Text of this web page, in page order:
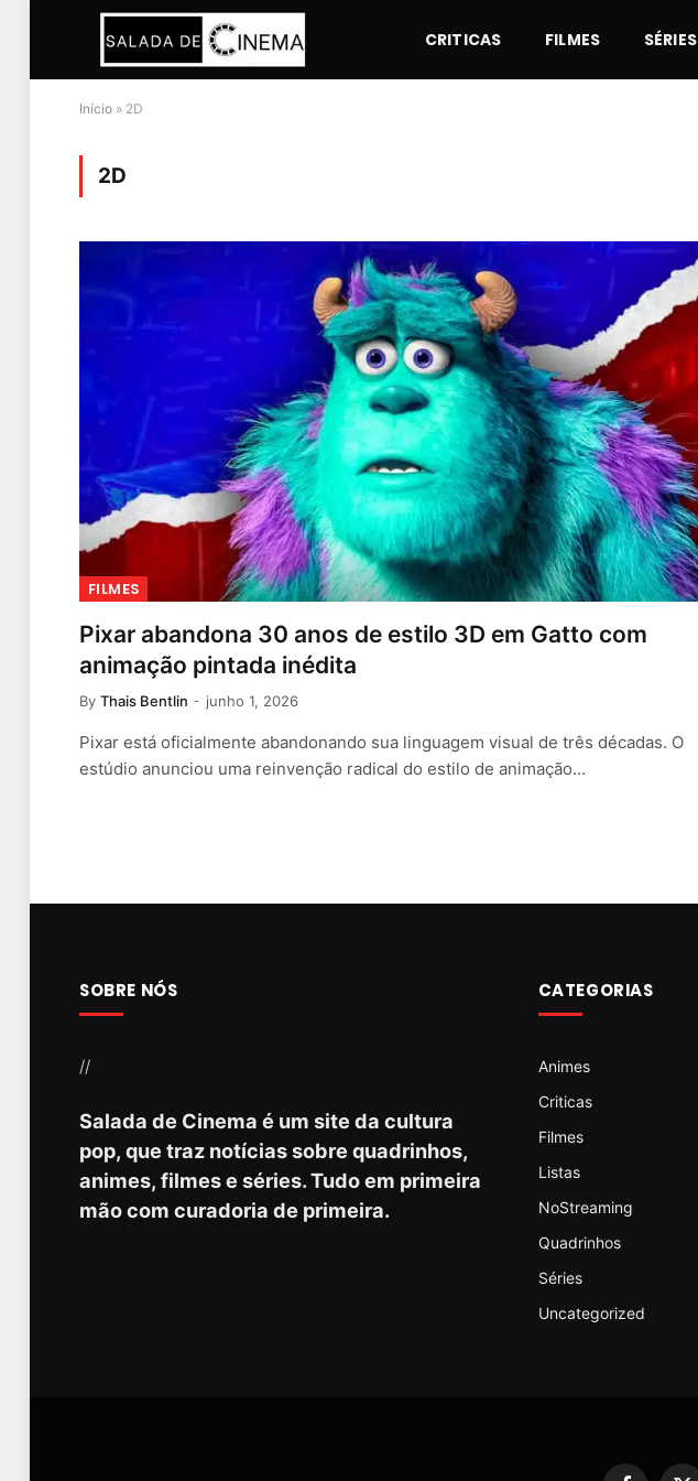
CRITICAS FILMES SÉRIES
Início » 2D
2D
FILMES
Pixar abandona 30 anos de estilo 3D em Gatto com
animação pintada inédita
By Thais Bentlin junho 1, 2026
Pixar está oficialmente abandonando sua linguagem visual de três décadas. O
estúdio anunciou uma reinvenção radical do estilo de animação…
SOBRE NÓS
//
Salada de Cinema é um site da cultura
pop, que traz notícias sobre quadrinhos,
animes, filmes e séries. Tudo em primeira
mão com curadoria de primeira.
CATEGORIAS
Animes
Criticas
Filmes
Listas
NoStreaming
Quadrinhos
Séries
Uncategorized